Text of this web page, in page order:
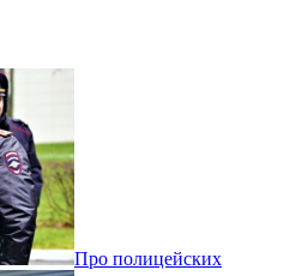
Про полицейских